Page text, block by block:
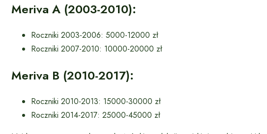
Meriva A (2003-2010):
Roczniki 2003-2006: 5000-12000 zł
Roczniki 2007-2010: 10000-20000 zł
Meriva B (2010-2017):
Roczniki 2010-2013: 15000-30000 zł
Roczniki 2014-2017: 25000-45000 zł